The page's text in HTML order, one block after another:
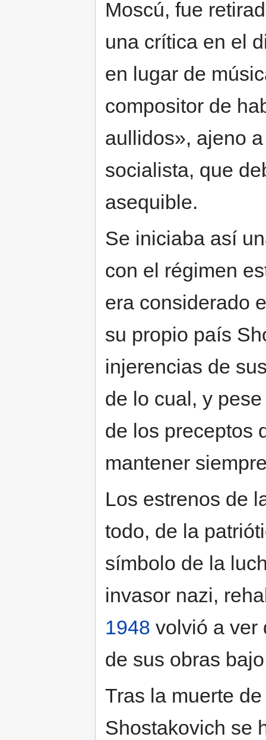
Moscú, fue
una crítica en el
en lugar de
compositor de
aullidos», ajeno
socialista, que
asequible.
Se iniciaba así
con el régimen
era considerado
su propio país
injerencias de
de lo cual, y
de los preceptos
mantener
Los estrenos de
todo, de la
símbolo de la
invasor nazi,
1948 volvió a ver
de sus obras
Tras la muerte
Shostakovich se